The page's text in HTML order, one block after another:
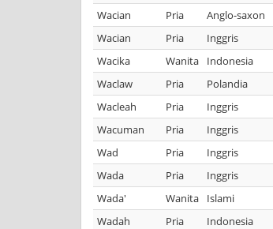
Wacian
Pria Anglo-saxon
Wacian
Pria Inggris
Wacika
Wanita Indonesia
Waclaw
Pria Polandia
Wacleah
Pria Inggris
Wacuman
Pria Inggris
Wad
Pria Inggris
Wada
Pria Inggris
Wada'
Wanita Islami
Wadah
Pria Indonesia